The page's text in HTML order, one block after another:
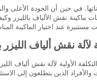
ذلك جودة وأداء مكوناتها. في حين أن الجودة
نقش الألياف بالليزر
نقش ألياف الليزر بقدرة